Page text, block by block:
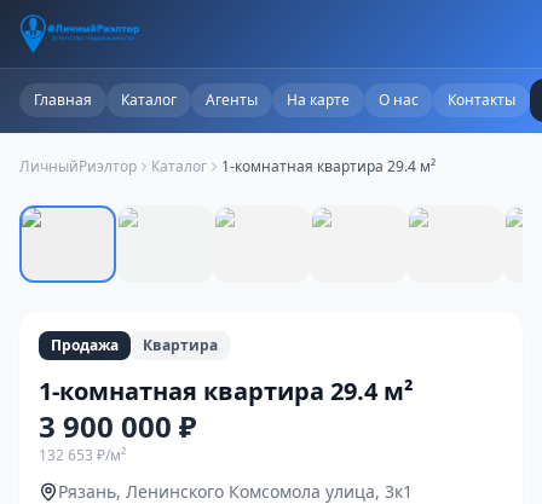
Главная Каталог Агенты На карте О нас Контакты
ЛичныйРиэлтор Каталог 1-комнатная квартира 29.4 м²
Продажа Квартира
1-комнатная квартира 29.4 м²
3 900 000 ₽
132 653 ₽/м²
Рязань, Ленинского Комсомола улица, 3к1